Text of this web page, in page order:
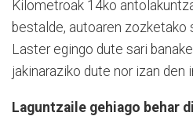
Kilometroak 14ko
bestalde, autoaren zozketako
Laster egingo dute sari
jakinaraziko dute nor izan den
Laguntzaile gehiago behar